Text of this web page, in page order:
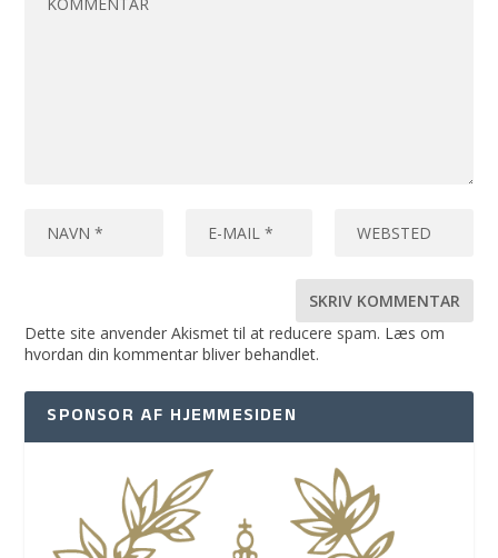
Dette site anvender Akismet til at reducere spam. Læs om
hvordan din kommentar bliver behandlet.
SPONSOR AF HJEMMESIDEN